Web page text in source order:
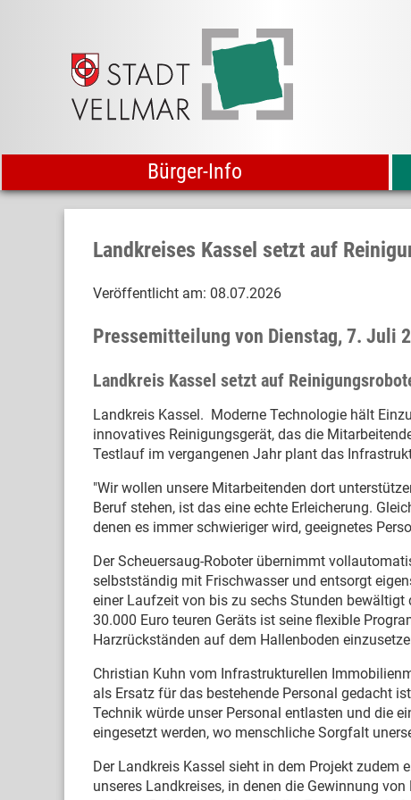
Bürger-Info
Landkreises Kassel setzt auf
Veröffentlicht am: 08.07.2026
Pressemitteilung von Dienstag, 7. Juli
Landkreis Kassel setzt auf
Landkreis Kassel. Moderne Technologie hält
innovatives Reinigungsgerät, das die
Testlauf im vergangenen Jahr plant das
"Wir wollen unsere Mitarbeitenden dort
Beruf stehen, ist das eine echte Erleicherung.
denen es immer schwieriger wird, geeignetes
Der Scheuersaug-Roboter übernimmt
selbstständig mit Frischwasser und entsorgt
einer Laufzeit von bis zu sechs Stunden bewältigt
30.000 Euro teuren Geräts ist seine flexible
Harzrückständen auf dem Hallenboden
Christian Kuhn vom Infrastrukturellen
als Ersatz für das bestehende Personal gedacht
Technik würde unser Personal entlasten und die
eingesetzt werden, wo menschliche Sorgfalt
Der Landkreis Kassel sieht in dem Projekt zudem
unseres Landkreises, in denen die Gewinnung